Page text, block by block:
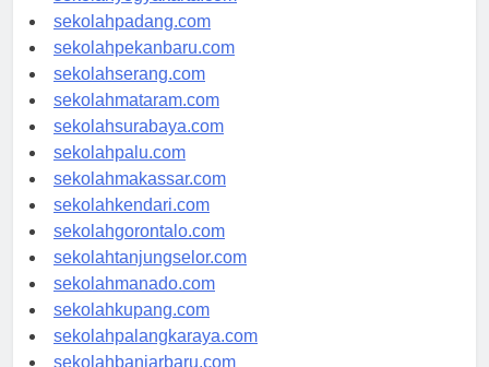
sekolahyogyakarta.com
sekolahpadang.com
sekolahpekanbaru.com
sekolahserang.com
sekolahmataram.com
sekolahsurabaya.com
sekolahpalu.com
sekolahmakassar.com
sekolahkendari.com
sekolahgorontalo.com
sekolahtanjungselor.com
sekolahmanado.com
sekolahkupang.com
sekolahpalangkaraya.com